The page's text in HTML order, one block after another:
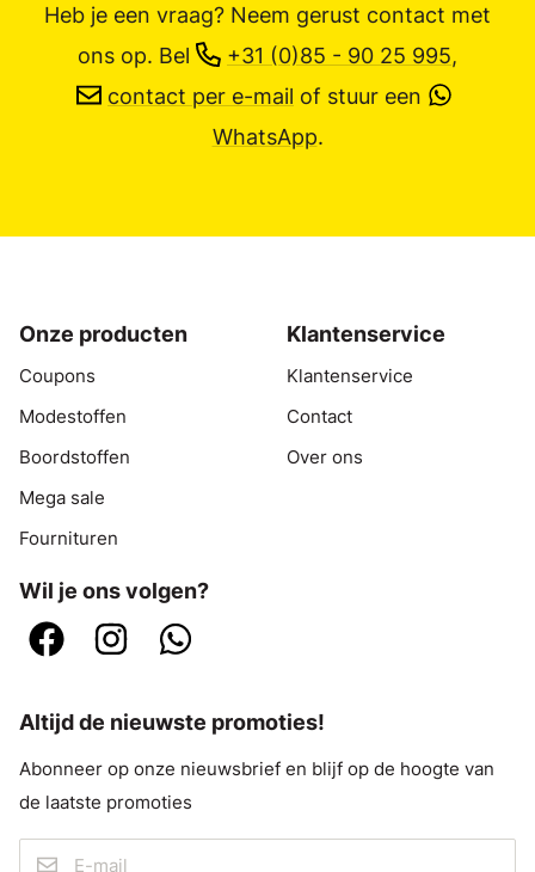
Heb je een vraag? Neem gerust contact met
ons op. Bel +31 (0)85 - 90 25 995,
contact per e-mail of stuur een
WhatsApp.
Onze producten
Coupons
Modestoffen
Boordstoffen
Mega sale
Fournituren
Klantenservice
Klantenservice
Contact
Over ons
Wil je ons volgen?
Altijd de nieuwste promoties!
Abonneer op onze nieuwsbrief en blijf op de hoogte van
de laatste promoties